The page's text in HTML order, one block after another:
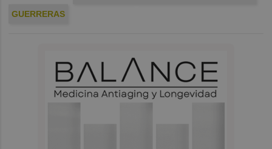
GUERRERAS